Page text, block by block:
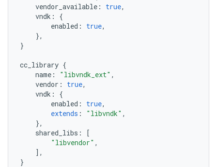
vendor_available : true,
vndk :
{
enabled : true,
},
}
cc_library {
name : "libvndk_ext" ,
vendor : true,
vndk :
{
enabled : true,
extends : "libvndk" ,
},
shared_libs :
[
"libvendor" ,
],
}